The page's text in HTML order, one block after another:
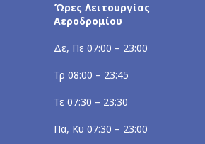
Ώρες Λειτουργίας
Αεροδρομίου
Δε, Πε 07:00 – 23:00
Τρ 08:00 – 23:45
Τε 07:30 – 23:30
Πα, Κυ 07:30 – 23:00